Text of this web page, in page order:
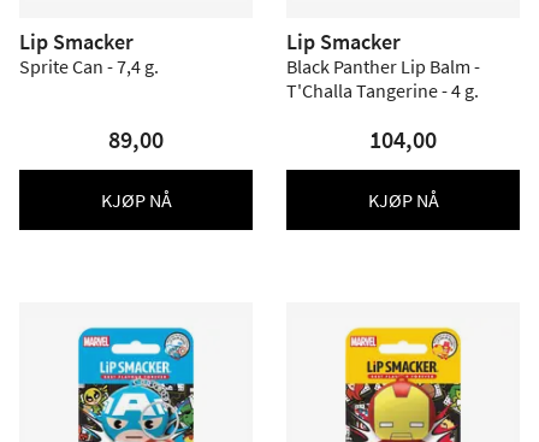
Lip Smacker
Sprite Can - 7,4 g.
89,00
KJØP NÅ
Lip Smacker
Black Panther Lip Balm -
T'Challa Tangerine - 4 g.
104,00
KJØP NÅ